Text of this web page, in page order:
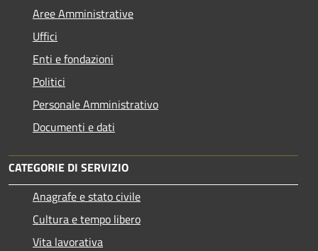
Aree Amministrative
Uffici
Enti e fondazioni
Politici
Personale Amministrativo
Documenti e dati
CATEGORIE DI SERVIZIO
Anagrafe e stato civile
Cultura e tempo libero
Vita lavorativa